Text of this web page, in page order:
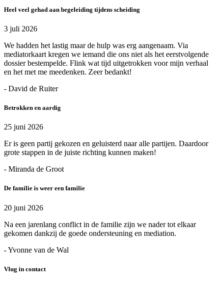
Heel veel gehad aan begeleiding tijdens scheiding
3 juli 2026
We hadden het lastig maar de hulp was erg aangenaam. Via
mediatorkaart kregen we iemand die ons niet als het eerstvolgende
dossier bestempelde. Flink wat tijd uitgetrokken voor mijn verhaal
en het met me meedenken. Zeer bedankt!
- David de Ruiter
Betrokken en aardig
25 juni 2026
Er is geen partij gekozen en geluisterd naar alle partijen. Daardoor
grote stappen in de juiste richting kunnen maken!
- Miranda de Groot
De familie is weer een familie
20 juni 2026
Na een jarenlang conflict in de familie zijn we nader tot elkaar
gekomen dankzij de goede ondersteuning en mediation.
- Yvonne van de Wal
Vlug in contact